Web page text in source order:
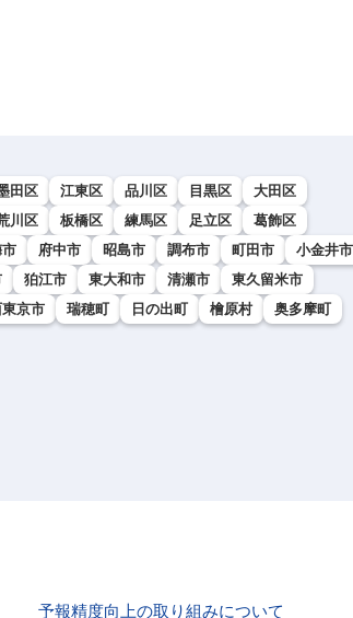
田区 江東区 品川区 目黒区
大田区
川区 板橋区 練馬区 足立区
葛飾区
府中市 昭島市 調布市 町田市
小金井市
狛江市 東大和市 清瀬市
東久留米市
京市 瑞穂町 日の出町 檜原村 奥多摩町
予報精度向上の取り組みについて